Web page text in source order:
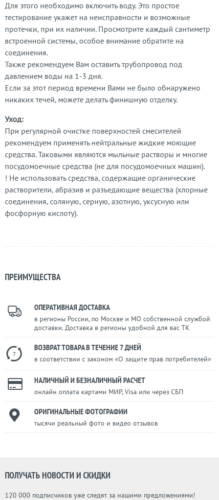
Для этого необходимо включить воду. Это простое
тестирование укажет на неисправности и возможные
протечки, при их наличии. Просмотрите каждый сантиметр
встроенной системы, особое внимание обратите на
соединения.
Также рекомендуем Вам оставить трубопровод под
давлением воды на 1-3 дня.
Если за этот период времени Вами не было обнаружено
никаких течей, можете делать финишную отделку.
Уход:
При регулярной очистке поверхностей смесителей
рекомендуем применять нейтральные жидкие моющие
средства. Таковыми являются мыльные растворы и многие
посудомоечные средства (не для посудомоечных машин).
! Не использовать средства, содержащие органические
растворители, абразив и разъедающие вещества (хлорные
соединения, соляную, серную, азотную, уксусную или
фосфорную кислоту).
ПРЕИМУЩЕСТВА
ОПЕРАТИВНАЯ ДОСТАВКА
в регионы России, по Москве и МО собственной службой
доставки. Доставка в регионы удобной для вас ТК
7
ВОЗВРАТ ТОВАРА В ТЕЧЕНИЕ 7 ДНЕЙ
в соответствии с законом «О защите прав потребителей»
НАЛИЧНЫЙ И БЕЗНАЛИЧНЫЙ РАСЧЕТ
онлайн оплата картами МИР, Visa или через СБП
ОРИГИНАЛЬНЫЕ ФОТОГРАФИИ
тысячи реальный фото и видео отзывов
ПОЛУЧАТЬ НОВОСТИ И СКИДКИ
120 000 подписчиков уже следят за нашими предложениями!